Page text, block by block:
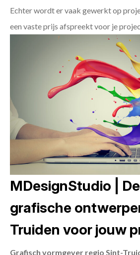
Echter wordt er vaak gewerkt op
een vaste prijs afspreekt voor je
MDesignStudio |
grafische
Truiden voor jouw
Grafisch vormgever regio Sint-